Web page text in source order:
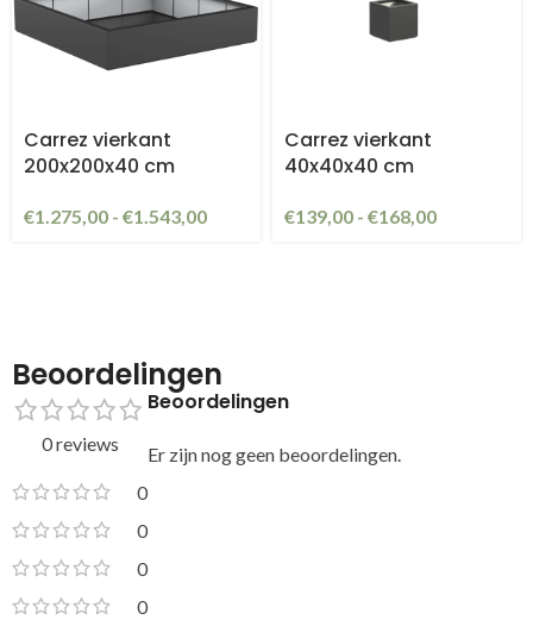
Carrez vierkant
200x200x40 cm
€1.275,00 - €1.543,00
Carrez vierkant
40x40x40 cm
€139,00 - €168,00
Beoordelingen
0 reviews
0
0
0
0
Beoordelingen
Er zijn nog geen beoordelingen.